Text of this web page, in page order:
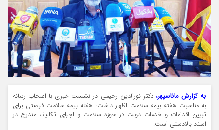
به گزارش ماناسپهر، دکتر نورالدین رحیمی در نشست خبری با اصحاب رسانه
به مناسبت هفته بیمه سلامت اظهار داشت: هفته بیمه سلامت فرصتی برای
تبیین اقدامات و خدمات دولت در حوزه سلامت و اجرای تکالیف مندرج در
اسناد بالادستی است.